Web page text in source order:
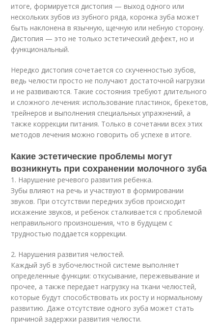
итоге, формируется дистопия — выход одного или
нескольких зубов из зубного ряда, коронка зуба может
быть наклонена в язычную, щечную или небную сторону.
Дистопия — это не только эстетический дефект, но и
функциональный.
Нередко дистопия сочетается со скученностью зубов,
ведь челюсти просто не получают достаточной нагрузки
и не развиваются. Такие состояния требуют длительного
и сложного лечения: использование пластинок, брекетов,
трейнеров и выполнения специальных упражнений, а
также коррекции питания. Только в сочетании всех этих
методов лечения можно говорить об успехе в итоге.
Какие эстетические проблемы могут
возникнуть при сохранении молочного зуба
1. Нарушение речевого развития ребенка.
Зубы влияют на речь и участвуют в формировании
звуков. При отсутствии передних зубов происходит
искажение звуков, и ребенок сталкивается с проблемой
неправильного произношения, что в будущем с
трудностью поддается коррекции.
2. Нарушения развития челюстей.
Каждый зуб в зубочелюстной системе выполняет
определенные функции: откусывание, пережевывание и
прочее, а также передает нагрузку на ткани челюстей,
которые будут способствовать их росту и нормальному
развитию. Даже отсутствие одного зуба может стать
причиной задержки развития челюсти.